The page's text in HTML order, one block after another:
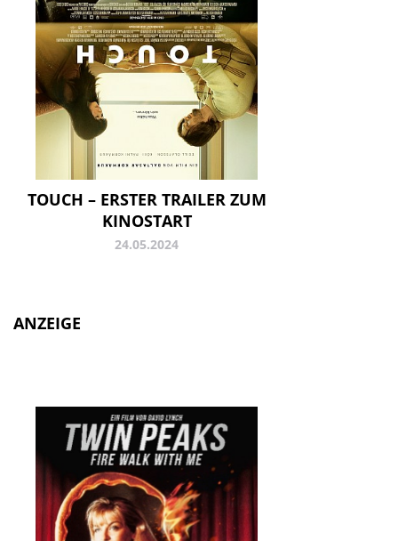
TOUCH – ERSTER TRAILER ZUM
KINOSTART
24.05.2024
ANZEIGE